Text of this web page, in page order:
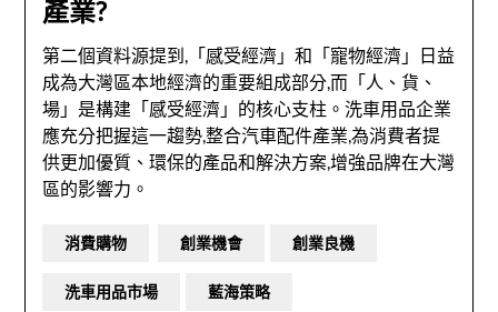
產業?
第二個資料源提到,「感受經濟」和「寵物經濟」日益
成為大灣區本地經濟的重要組成部分,而「人、貨、
場」是構建「感受經濟」的核心支柱。洗車用品企業
應充分把握這一趨勢,整合汽車配件產業,為消費者提
供更加優質、環保的產品和解決方案,增強品牌在大灣
區的影響力。
消費購物 創業機會 創業良機
洗車用品市場 藍海策略